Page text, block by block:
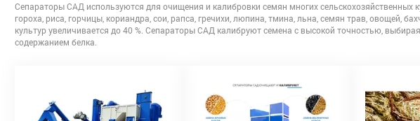
Сепараторы САД используются для очищения и калибровки семян многих сельскохозяйственных
гороха, риса, горчицы, кориандра, сои, рапса, гречихи, люпина, тмина, льна, семян трав, овощей,
культур увеличивается до 40 %. Сепараторы САД калибруют семена с высокой точностью,
содержанием белка.